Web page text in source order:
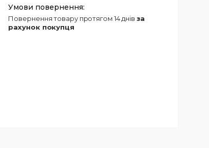
повернення товару протягом 14 днів за
рахунок покупця